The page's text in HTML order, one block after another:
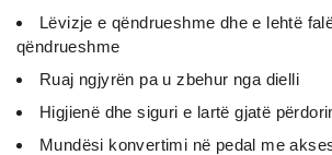
Lëvizje e qëndrueshme dhe e lehtë
qëndrueshme
Ruaj ngjyrën pa u zbehur nga dielli
Higjienë dhe siguri e lartë gjatë
Mundësi konvertimi në pedal me